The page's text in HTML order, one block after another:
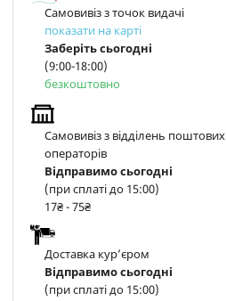
Самовивіз з точок видачі
показати на карті
Заберіть сьогодні
(9:00-18:00)
безкоштовно
Самовивіз з відділень поштових
операторів
Відправимо сьогодні
(при сплаті до 15:00)
17₴ - 75₴
Доставка курʼєром
Відправимо сьогодні
(при сплаті до 15:00)